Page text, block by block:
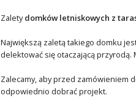
Zaletydomków letniskowych z
Największą zaletą takiego domku
delektować się otaczającą
Zalecamy, aby przed zamówieniem
odpowiednio dobrać projekt.